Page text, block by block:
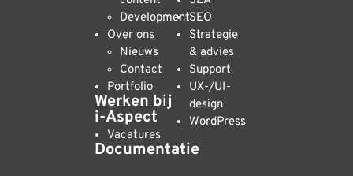
Development
Over ons
Nieuws
Contact
Portfolio
Werken bij
i-Aspect
Vacatures
Documentatie
SEO
Strategie
& advies
Support
UX-/UI-
design
WordPress